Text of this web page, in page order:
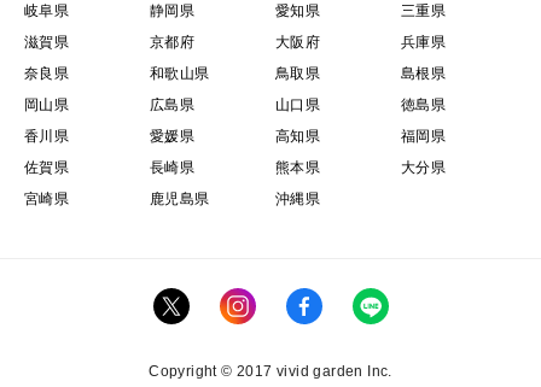
岐阜県
静岡県 愛知県
三重県
滋賀県
京都府 大阪府
兵庫県
奈良県
和歌山県 鳥取県
島根県
岡山県
広島県 山口県
徳島県
香川県
愛媛県 高知県
福岡県
佐賀県
長崎県 熊本県
大分県
宮崎県
鹿児島県 沖縄県
Copyright © 2017 vivid garden Inc.